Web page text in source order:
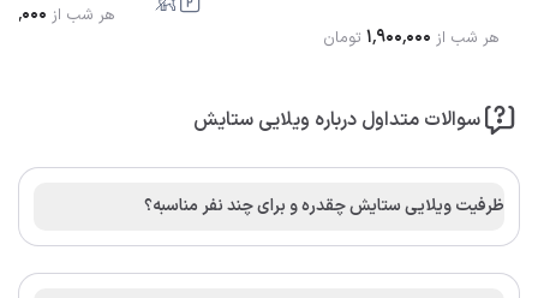
هر شب از ۱٬۹۰۰٬۰۰۰ تومان
هر شب از
سوالات متداول درباره ویلایی ستایش
ظرفیت ویلایی ستایش چقدره و برای چند نفر مناسبه؟